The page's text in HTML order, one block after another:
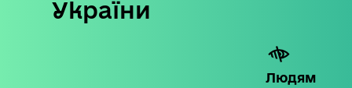
України
Людям